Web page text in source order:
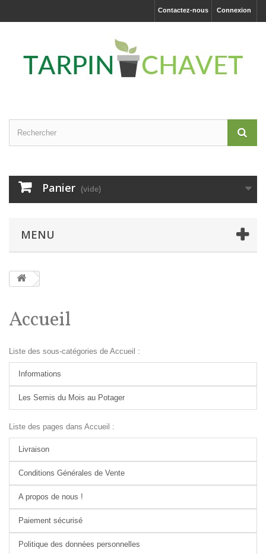
Connexion
Contactez-nous
Panier (vide)
MENU
Accueil
Liste des sous-catégories de Accueil :
Informations
Les Semis du Mois au Potager
Liste des pages dans Accueil :
Livraison
Conditions Générales de Vente
A propos de nous !
Paiement sécurisé
Politique des données personnelles